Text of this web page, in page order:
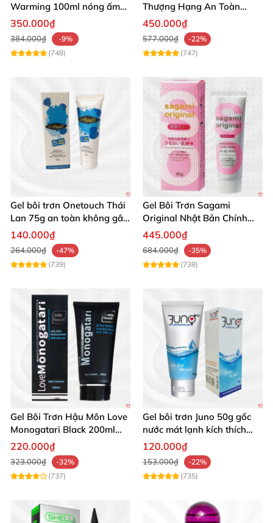
Warming 100ml nóng ấm
tăng khoái cảm
350.000₫
384.000₫
-9%
(748)
Thượng Hạng An Toàn
Hương Vị Oral
450.000₫
577.000₫
-22%
(747)
Gel bôi trơn Onetouch Thái
Lan 75g an toàn không gây
kích ứng
140.000₫
264.000₫
-47%
(739)
Gel Bôi Trơn Sagami
Original Nhật Bản Chính
Hãng Mua Ngay
445.000₫
684.000₫
-35%
(738)
Gel Bôi Trơn Hậu Môn Love
Monogatari Black 200ml
Mềm Mượt
220.000₫
323.000₫
-32%
(737)
Gel bôi trơn Juno 50g gốc
nước mát lạnh kích thích
mua ngay
120.000₫
153.000₫
-22%
(735)